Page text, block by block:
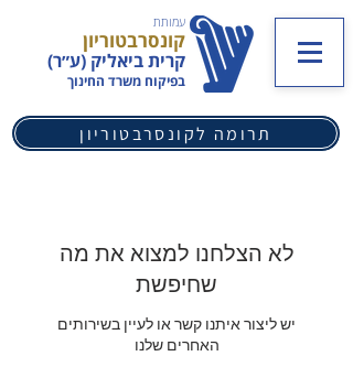
עמותת
קונסרבטוריון
קרית ביאליק (ע״ר)
בפיקוח משרד החינוך
תרומה לקונסרבטוריון
לא הצלחנו למצוא את מה
שחיפשת
יש ליצור איתנו קשר או לעיין בשירותים
האחרים שלנו